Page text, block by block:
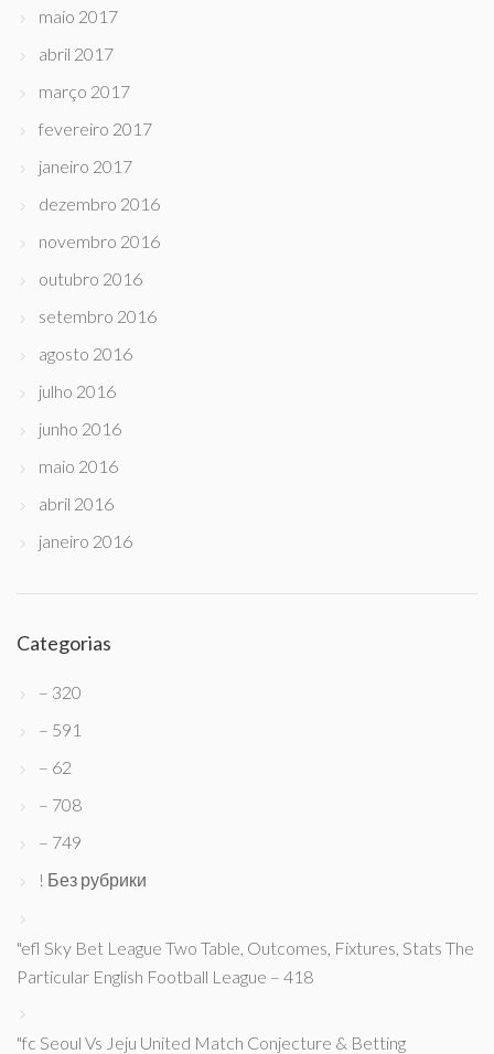
maio 2017
abril 2017
março 2017
fevereiro 2017
janeiro 2017
dezembro 2016
novembro 2016
outubro 2016
setembro 2016
agosto 2016
julho 2016
junho 2016
maio 2016
abril 2016
janeiro 2016
Categorias
– 320
– 591
– 62
– 708
– 749
! Без рубрики
"efl Sky Bet League Two Table, Outcomes, Fixtures, Stats The
Particular English Football League – 418
"fc Seoul Vs Jeju United Match Conjecture & Betting